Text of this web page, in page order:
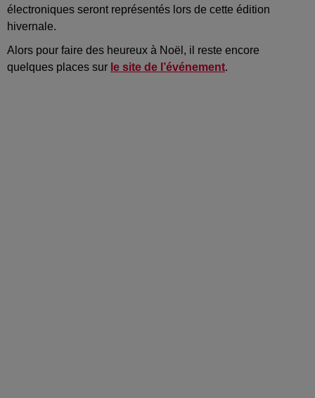
électroniques seront représentés lors de cette édition
hivernale.
Alors pour faire des heureux à Noël, il reste encore
quelques places sur le site de l’événement.